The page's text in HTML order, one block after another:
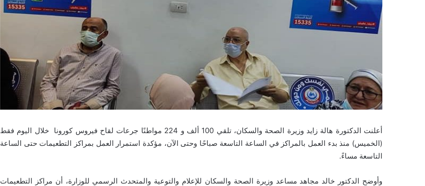
أعلنت الدكتورة هالة زايد وزيرة الصحة والسكان، تلقي 100 ألف و 224 مواطنًا جرعات لقاح فيروس كورونا خلال اليوم فقط
(الخميس) منذ بدء العمل بالمراكز في الساعة التاسعة صباحًا وحتى الآن، مؤكدة استمرار العمل بمراكز التطعيمات حتى الساعة
التاسعة مساءً.
وأوضح الدكتور خالد مجاهد مساعد وزيرة الصحة والسكان للإعلام والتوعية والمتحدث الرسمي للوزارة، أن مراكز التطعيمات